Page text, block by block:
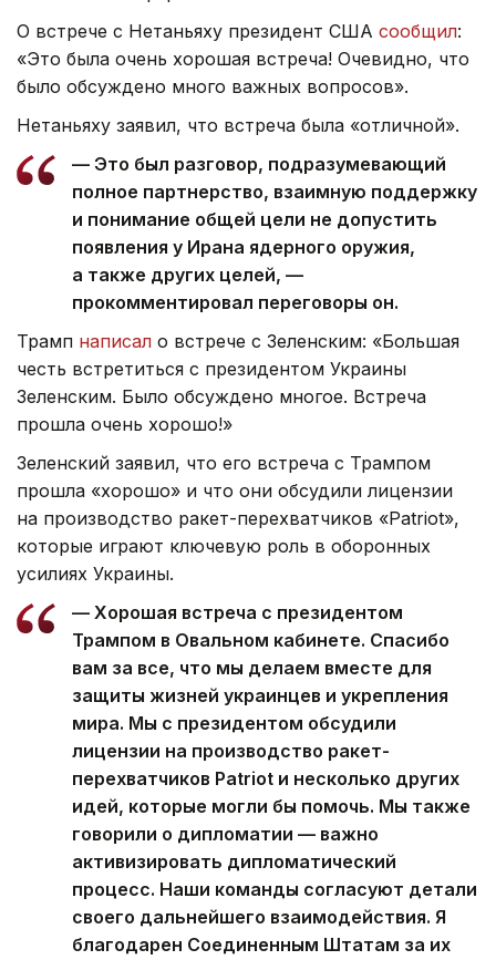
О встрече с Нетаньяху президент США сообщил:
«Это была очень хорошая встреча! Очевидно, что
было обсуждено много важных вопросов».
Нетаньяху заявил, что встреча была «отличной».
— Это был разговор, подразумевающий
полное партнерство, взаимную поддержку
и понимание общей цели не допустить
появления у Ирана ядерного оружия,
а также других целей, —
прокомментировал переговоры он.
Трамп написал о встрече с Зеленским: «Большая
честь встретиться с президентом Украины
Зеленским. Было обсуждено многое. Встреча
прошла очень хорошо!»
Зеленский заявил, что его встреча с Трампом
прошла «хорошо» и что они обсудили лицензии
на производство ракет-перехватчиков «Patriot»,
которые играют ключевую роль в оборонных
усилиях Украины.
— Хорошая встреча с президентом
Трампом в Овальном кабинете. Спасибо
вам за все, что мы делаем вместе для
защиты жизней украинцев и укрепления
мира. Мы с президентом обсудили
лицензии на производство ракет-
перехватчиков Patriot и несколько других
идей, которые могли бы помочь. Мы также
говорили о дипломатии — важно
активизировать дипломатический
процесс. Наши команды согласуют детали
своего дальнейшего взаимодействия. Я
благодарен Соединенным Штатам за их